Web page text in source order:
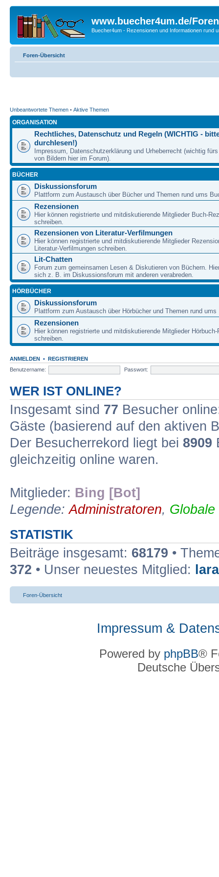
www.buecher4um.de/Foren
Buecher4um - Rezensionen und Informationen rund
Foren-Übersicht
Unbeantwortete Themen • Aktive Themen
ORGANISATION
Rechtliches, Datenschutz und Regeln (WICHTIG -
durchlesen!)
Impressum, Datenschutzerklärung und Urheberrecht (wichtig
von Bildern hier im Forum).
BÜCHER
Diskussionsforum
Plattform zum Austausch über Bücher und Themen rund ums
Rezensionen
Hier können registrierte und mitdiskutierende Mitglieder Buch-
schreiben.
Rezensionen von Literatur-Verfilmungen
Hier können registrierte und mitdiskutierende Mitglieder
Literatur-Verfilmungen schreiben.
Lit-Chatten
Forum zum gemeinsamen Lesen & Diskutieren von Büchern.
sich z. B. im Diskussionsforum mit anderen verabreden.
HÖRBÜCHER
Diskussionsforum
Plattform zum Austausch über Hörbücher und Themen rund ums
Rezensionen
Hier können registrierte und mitdiskutierende Mitglieder Hörbuch-
schreiben.
ANMELDEN • REGISTRIEREN
Benutzername:
Passwort:
WER IST ONLINE?
Insgesamt sind 77 Besucher
Gäste (basierend auf den aktiven
Der Besucherrekord liegt bei 8909
gleichzeitig online waren.
Mitglieder: Bing [Bot]
Legende:Administratoren,
STATISTIK
Beiträge insgesamt: 68179 •
372 • Unser neuestes Mitglied:
Foren-Übersicht
Impressum &
Powered by phpBB®
Deutsche